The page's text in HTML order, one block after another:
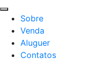
Sobre
Venda
Aluguer
Contatos